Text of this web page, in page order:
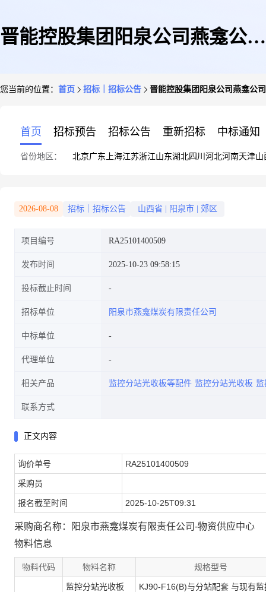
晋能控股集团阳泉公司燕龛公司
泉市燕龛煤炭有限责任公司-物
资供应中心)
您当前的位置： 首页 招标｜招标公告 晋能控股集团阳泉公司燕龛公
首页 招标预告 招标公告 重新招标 中标通知
省份地区： 北京广东 上海江苏浙江山东湖北四川 河北河南天津山
2026-08-08 招标｜招标公告 山西省 阳泉市 郊区
项目编号 RA25101400509
发布时间 2025-10-23 09:58:15
投标截止时间
招标单位 阳泉市燕龛煤炭有限责任公司
中标单位
代理单位
相关产品 监控分站光收板等配件 监控分站光收板
联系方式
正文内容
询价单号 RA25101400509
采购员
报名截至时间 2025-10-25T09:31
采购商名称：阳泉市燕龛煤炭有限责任公司-物资供应中心
物料信息
物料代码 物料名称 规格型号
监控分站光收板
KJ90-F16(B)与分站配套 与现有监